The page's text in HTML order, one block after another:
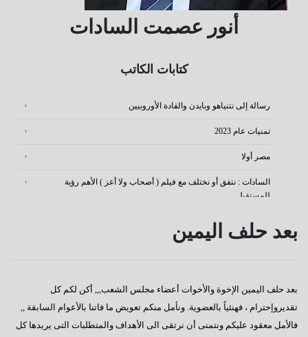
أنور عصمت السادات
كتابات الكاتب
رسالة إلى نتنياهو وبايدن والقادة الأوروبيين
تمنيات عام 2023
مصر أولا
السادات : نتفق أو نختلف مع فيلم ( أصحاب ولا أعز ) الأهم رؤية
للمستقبل
كفانا إدانات
رسالة إلى النائب / على عبد العال
كورونا وأخواتها كشفوا هشاشة كيانات عربية كبرى
بعد حلف اليمين
بعد حلف اليمين الإخوة والأخوات أعضاء مجلس الشعب,,, أكن لكم كل
تقديروإحترام ، فهنئياً بالعضوية. ونأمل منكم تعويض ما فاتنا بالأعوام السابقة ,,
فالأمل معقود عليكم ونتمنى أن نرتقى الى الأهداف والمتطلبات التى يريدها كل